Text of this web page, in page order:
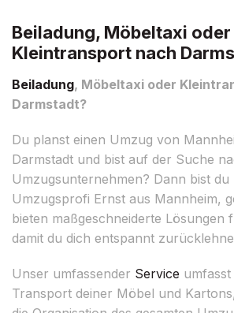
Beiladung, Möbeltaxi oder
Kleintransport nach
Beiladung, Möbeltaxi oder
Darmstadt?
Du planst einen Umzug von
Darmstadt und bist auf der Suche
Umzugsunternehmen? Dann bist du
Umzugsprofi Ernst aus Mannheim,
bieten maßgeschneiderte Lösungen
damit du dich entspannt
Unser umfassender Service
Transport deiner Möbel und